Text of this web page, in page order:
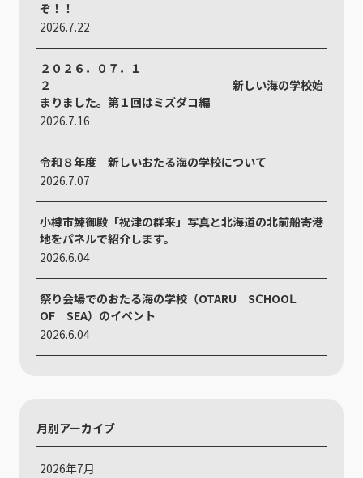
ぞ！！
2026.7.22
２０２６．０７．１
２ 新しい海の学校始
まりました。第１回はミズダコ編
2026.7.16
令和８年度 新しいおたる海の学校について
2026.7.07
小樽市鰊御殿「祝津の群来」写真と北海道の北前船寄港
地をパネルで紹介します。
2026.6.04
祭り会場でのおたる海の学校（OTARU SⅭHOOⅬ
ОF SEA）のイベント
2026.6.04
月別アーカイブ
2026年7月